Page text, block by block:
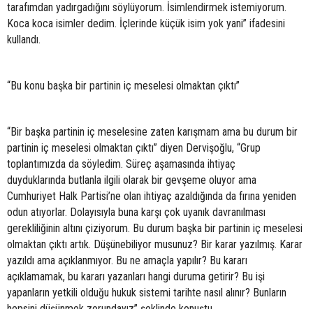
tarafımdan yadırgadığını söylüyorum. İsimlendirmek istemiyorum.
Koca koca isimler dedim. İçlerinde küçük isim yok yani” ifadesini
kullandı.
“Bu konu başka bir partinin iç meselesi olmaktan çıktı”
“Bir başka partinin iç meselesine zaten karışmam ama bu durum bir
partinin iç meselesi olmaktan çıktı” diyen Dervişoğlu, “Grup
toplantımızda da söyledim. Süreç aşamasında ihtiyaç
duyduklarında butlanla ilgili olarak bir gevşeme oluyor ama
Cumhuriyet Halk Partisi’ne olan ihtiyaç azaldığında da fırına yeniden
odun atıyorlar. Dolayısıyla buna karşı çok uyanık davranılması
gerekliliğinin altını çiziyorum. Bu durum başka bir partinin iç meselesi
olmaktan çıktı artık. Düşünebiliyor musunuz? Bir karar yazılmış. Karar
yazıldı ama açıklanmıyor. Bu ne amaçla yapılır? Bu kararı
açıklamamak, bu kararı yazanları hangi duruma getirir? Bu işi
yapanların yetkili olduğu hukuk sistemi tarihte nasıl alınır? Bunların